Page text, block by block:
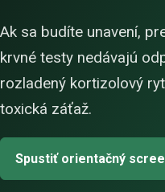
Ak sa budíte unavení,
krvné testy nedávajú
rozladený kortizolový
toxická záťaž.
Spustiť orientačný